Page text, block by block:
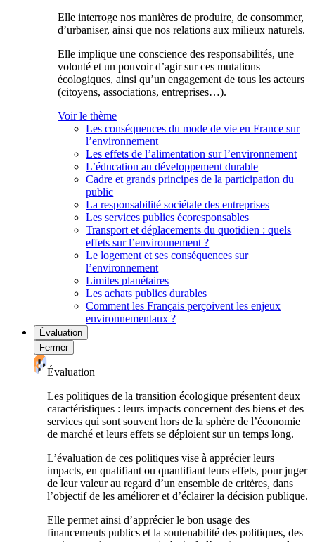
Elle interroge nos manières de produire, de consommer,
d’urbaniser, ainsi que nos relations aux milieux naturels.
Elle implique une conscience des responsabilités, une
volonté et un pouvoir d’agir sur ces mutations
écologiques, ainsi qu’un engagement de tous les acteurs
(citoyens, associations, entreprises…).
Voir le thème
Les conséquences du mode de vie en France sur
l’environnement
Les effets de l’alimentation sur l’environnement
L’éducation au développement durable
Cadre et grands principes de la participation du
public
La responsabilité sociétale des entreprises
Les services publics écoresponsables
Transport et déplacements du quotidien : quels
effets sur l’environnement ?
Le logement et ses conséquences sur
l’environnement
Limites planétaires
Les achats publics durables
Comment les Français perçoivent les enjeux
environnementaux ?
Évaluation
Fermer
Évaluation
Les politiques de la transition écologique présentent deux
caractéristiques : leurs impacts concernent des biens et des
services qui sont souvent hors de la sphère de l’économie
de marché et leurs effets se déploient sur un temps long.
L’évaluation de ces politiques vise à apprécier leurs
impacts, en qualifiant ou quantifiant leurs effets, pour juger
de leur valeur au regard d’un ensemble de critères, dans
l’objectif de les améliorer et d’éclairer la décision publique.
Elle permet ainsi d’apprécier le bon usage des
financements publics et la soutenabilité des politiques, des